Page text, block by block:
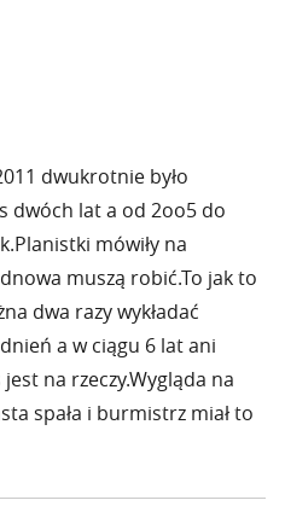
dwukrotnie było
dwóch lat a od 2oo5 do
mówiły na
muszą robić.To jak to
dwa razy wykładać
a w ciągu 6 lat ani
na rzeczy.Wygląda na
spała i burmistrz miał to